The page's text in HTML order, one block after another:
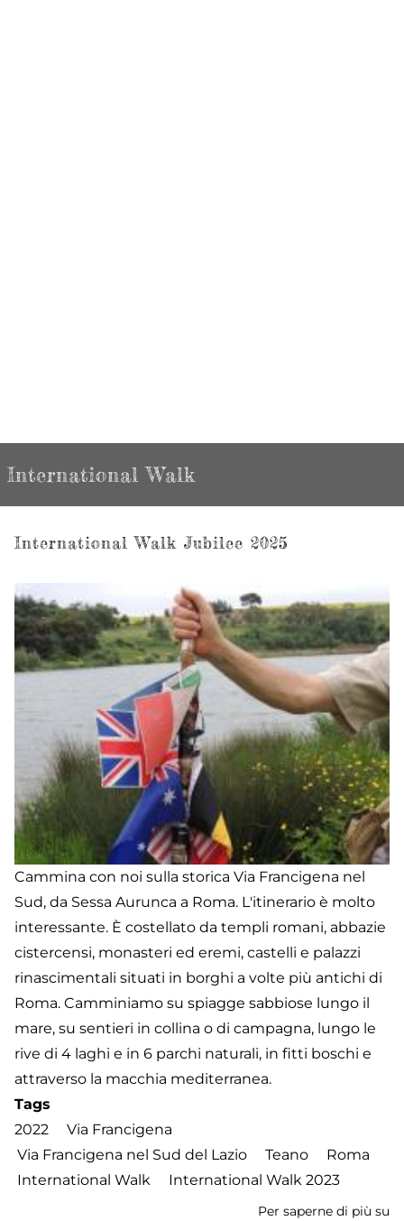
International Walk
International Walk Jubilee 2025
Cammina con noi sulla storica Via Francigena nel
Sud, da Sessa Aurunca a Roma. L'itinerario è molto
interessante. È costellato da templi romani, abbazie
cistercensi, monasteri ed eremi, castelli e palazzi
rinascimentali situati in borghi a volte più antichi di
Roma. Camminiamo su spiagge sabbiose lungo il
mare, su sentieri in collina o di campagna, lungo le
rive di 4 laghi e in 6 parchi naturali, in fitti boschi e
attraverso la macchia mediterranea.
Tags
2022
Via Francigena
Via Francigena nel Sud del Lazio
Teano
Roma
International Walk
International Walk 2023
Per saperne di più su